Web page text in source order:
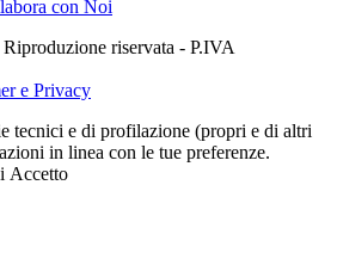
con Noi
riservata - P.IVA
e Privacy
tecnici e di profilazione (propri e di altri
in linea con le tue preferenze.
Accetto